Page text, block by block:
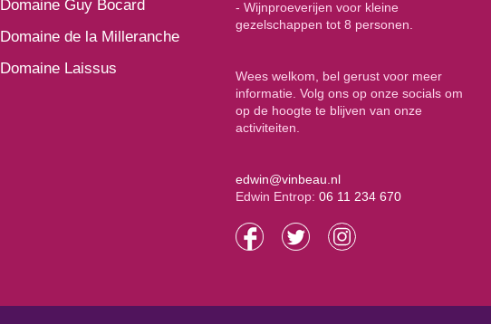
Domaine Guy Bocard
Domaine de la Milleranche
Domaine Laissus
- Wijnproeverijen voor kleine
gezelschappen tot 8 personen.
Wees welkom, bel gerust voor meer
informatie. Volg ons op onze socials om
op de hoogte te blijven van onze
activiteiten.
edwin@vinbeau.nl
Edwin Entrop: 06 11 234 670